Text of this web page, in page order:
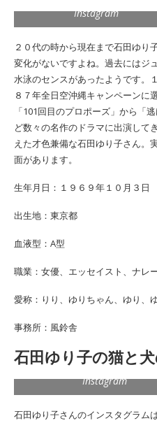
Instagram
２０代の時から現在まで石田ゆり
変化がないですよね。過去にはジ
水泳のセンスがあったようです。
８７年全日空沖縄キャンペーンに
「101回目のプロポーズ」から「
ど数々の名作のドラマに出演して
えた才色兼備な石田ゆり子さん。
面があります。
生年月日：１９６９年１０月３日
出生地：東京都
血液型：A型
職業：女優、エッセイスト、ナレ
愛称：りり、ゆりちゃん、ゆり、
事務所：風鈴舎
石田ゆり子の猫と
Instagram
石田ゆり子さんのインスタグラム